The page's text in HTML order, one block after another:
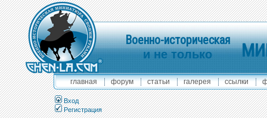
Военно-историческая
и не только
главная форум статьи галерея ссылки
Вход
Регистрация